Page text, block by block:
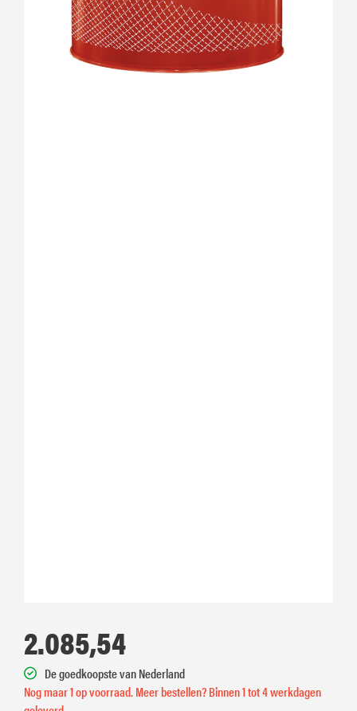
2.085,54
De goedkoopste van Nederland
Nog maar 1 op voorraad. Meer bestellen? Binnen 1 tot 4 werkdagen